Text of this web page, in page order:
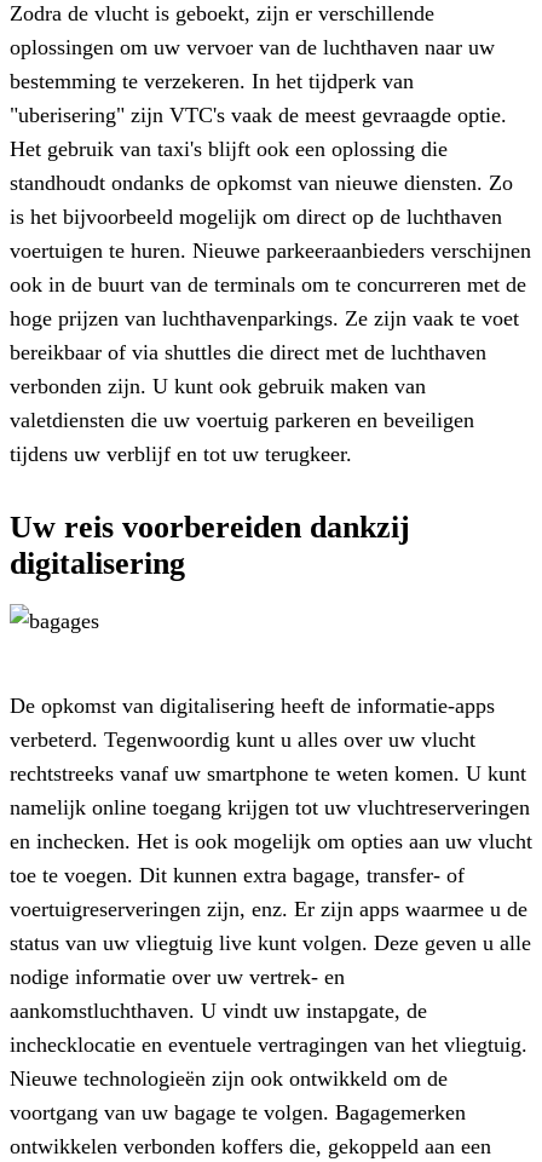
Zodra de vlucht is geboekt, zijn er verschillende
oplossingen om uw vervoer van de luchthaven naar uw
bestemming te verzekeren. In het tijdperk van
"uberisering" zijn VTC's vaak de meest gevraagde optie.
Het gebruik van taxi's blijft ook een oplossing die
standhoudt ondanks de opkomst van nieuwe diensten. Zo
is het bijvoorbeeld mogelijk om direct op de luchthaven
voertuigen te huren. Nieuwe parkeeraanbieders verschijnen
ook in de buurt van de terminals om te concurreren met de
hoge prijzen van luchthavenparkings. Ze zijn vaak te voet
bereikbaar of via shuttles die direct met de luchthaven
verbonden zijn. U kunt ook gebruik maken van
valetdiensten die uw voertuig parkeren en beveiligen
tijdens uw verblijf en tot uw terugkeer.
Uw reis voorbereiden dankzij
digitalisering
De opkomst van digitalisering heeft de informatie-apps
verbeterd. Tegenwoordig kunt u alles over uw vlucht
rechtstreeks vanaf uw smartphone te weten komen. U kunt
namelijk online toegang krijgen tot uw vluchtreserveringen
en inchecken. Het is ook mogelijk om opties aan uw vlucht
toe te voegen. Dit kunnen extra bagage, transfer- of
voertuigreserveringen zijn, enz. Er zijn apps waarmee u de
status van uw vliegtuig live kunt volgen. Deze geven u alle
nodige informatie over uw vertrek- en
aankomstluchthaven. U vindt uw instapgate, de
inchecklocatie en eventuele vertragingen van het vliegtuig.
Nieuwe technologieën zijn ook ontwikkeld om de
voortgang van uw bagage te volgen. Bagagemerken
ontwikkelen verbonden koffers die, gekoppeld aan een